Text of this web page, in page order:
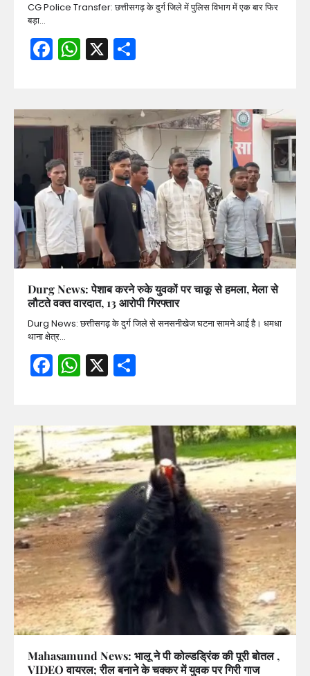
CG Police Transfer: छत्तीसगढ़ के दुर्ग जिले में पुलिस विभाग में एक बार फिर
बड़ा…
Facebook
WhatsApp
X
Durg News: पेशाब करने रुके युवकों पर चाकू से हमला, मेला से
लौटते वक्त वारदात, 13 आरोपी गिरफ्तार
Durg News: छत्तीसगढ़ के दुर्ग जिले से सनसनीखेज घटना सामने आई है। धमधा
थाना क्षेत्र…
Facebook
WhatsApp
X
Mahasamund News: भालू ने पी कोल्डड्रिंक की पूरी बोतल ,
VIDEO वायरल; रील बनाने के चक्कर में युवक पर गिरी गाज